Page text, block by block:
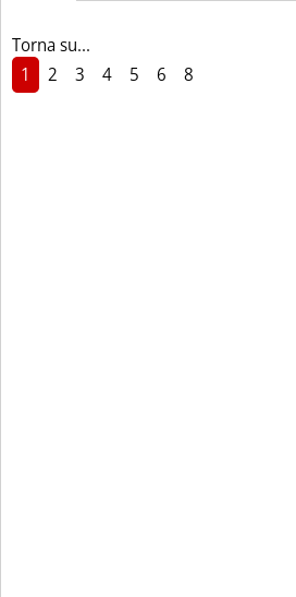
Torna su...
1
2 3 4 5 6 8